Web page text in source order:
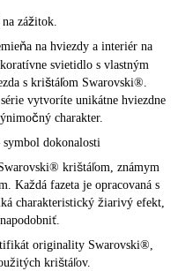
zážitok.
na hviezdy a interiér na
svietidlo s vlastným
s krištáľom Swarovski®.
vytvoríte unikátne hviezdne
charakter.
dokonalosti
krištáľom, známym
Každá fazeta je opracovaná s
charakteristický žiarivý efekt,
originality Swarovski®,
krištáľov.